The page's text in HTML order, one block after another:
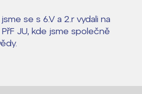
se s 6.V a 2.r vydali na
JU, kde jsme společně